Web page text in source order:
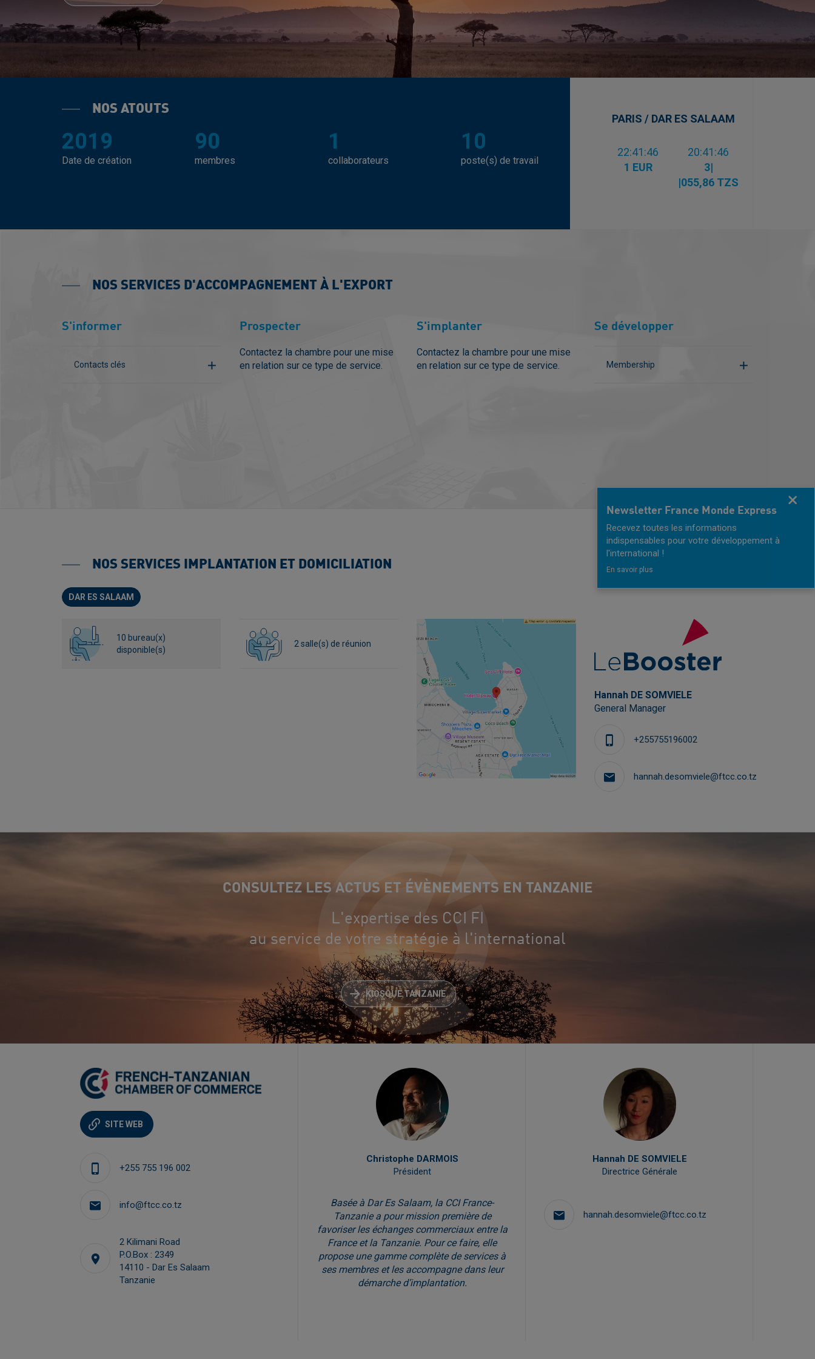
NOS ATOUTS
2019
Date de création
90
membres
1
collaborateurs
10
poste(s) de travail
PARIS / DAR ES SALAAM
22:41:47
1 EUR
20:41:47
3|
|055,86 TZS
NOS SERVICES D'ACCOMPAGNEMENT À L'EXPORT
S'informer
Contacts clés
Prospecter
Contactez la chambre pour une mise
en relation sur ce type de service.
S'implanter
Contactez la chambre pour une mise
en relation sur ce type de service.
Se développer
Membership
NOS SERVICES IMPLANTATION ET DOMICILIATION
DAR ES SALAAM
10 bureau(x)
disponible(s)
2 salle(s) de réunion
Hannah DE SOMVIELE
General Manager
+255755196002
hannah.desomviele@ftcc.co.tz
CONSULTEZ LES ACTUS ET ÉVÈNEMENTS EN TANZANIE
L'expertise des CCI FI
au service de votre stratégie à l'international
KIOSQUE TANZANIE
SITE WEB
+255 755 196 002
info@ftcc.co.tz
2 Kilimani Road
P.O.Box : 2349
14110 - Dar Es Salaam
Tanzanie
Christophe DARMOIS
Président
Basée à Dar Es Salaam, la CCI France-
Tanzanie a pour mission première de
favoriser les échanges commerciaux entre la
France et la Tanzanie. Pour ce faire, elle
propose une gamme complète de services à
ses membres et les accompagne dans leur
démarche d’implantation.
Hannah DE SOMVIELE
Directrice Générale
hannah.desomviele@ftcc.co.tz
Newsletter France Monde Express
Recevez toutes les informations
indispensables pour votre développement à
l'international !
En savoir plus